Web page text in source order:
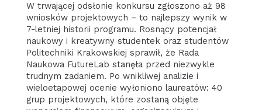
W trwającej odsłonie konkursu zgłoszono aż 98
wniosków projektowych – to najlepszy wynik w
7-letniej historii programu. Rosnący potencjał
naukowy i kreatywny studentek oraz studentów
Politechniki Krakowskiej sprawił, że Rada
Naukowa FutureLab stanęła przed niezwykle
trudnym zadaniem. Po wnikliwej analizie i
wieloetapowej ocenie wyłoniono laureatów: 40
grup projektowych, które zostaną objęte